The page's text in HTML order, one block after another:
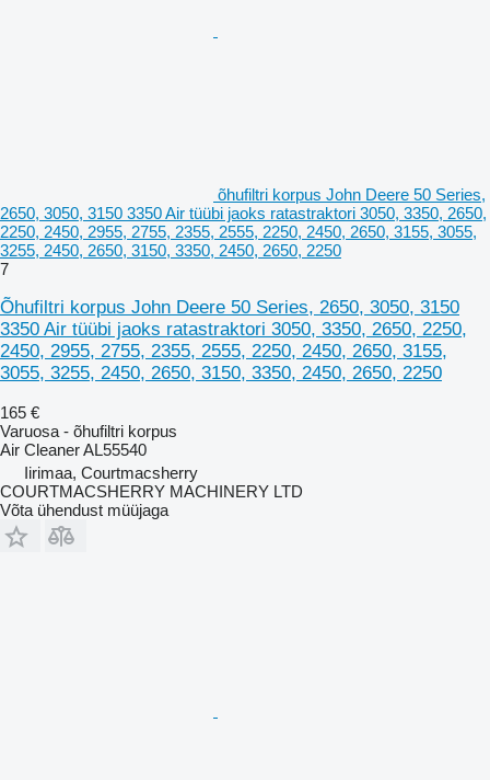
õhufiltri korpus John Deere 50 Series,
2650, 3050, 3150 3350 Air tüübi jaoks ratastraktori 3050, 3350, 2650,
2250, 2450, 2955, 2755, 2355, 2555, 2250, 2450, 2650, 3155, 3055,
3255, 2450, 2650, 3150, 3350, 2450, 2650, 2250
7
Õhufiltri korpus John Deere 50 Series, 2650, 3050, 3150
3350 Air tüübi jaoks ratastraktori 3050, 3350, 2650, 2250,
2450, 2955, 2755, 2355, 2555, 2250, 2450, 2650, 3155,
3055, 3255, 2450, 2650, 3150, 3350, 2450, 2650, 2250
165 €
Varuosa - õhufiltri korpus
Air Cleaner AL55540
Iirimaa, Courtmacsherry
COURTMACSHERRY MACHINERY LTD
Võta ühendust müüjaga